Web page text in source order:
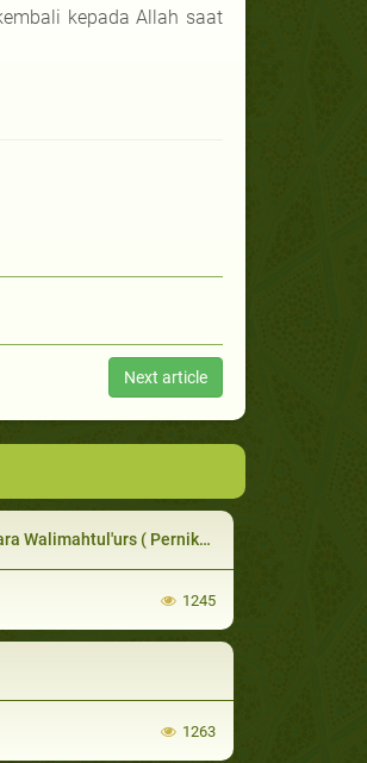
kepada Allah saat
Next article
( Pernikahan )
1245
1263